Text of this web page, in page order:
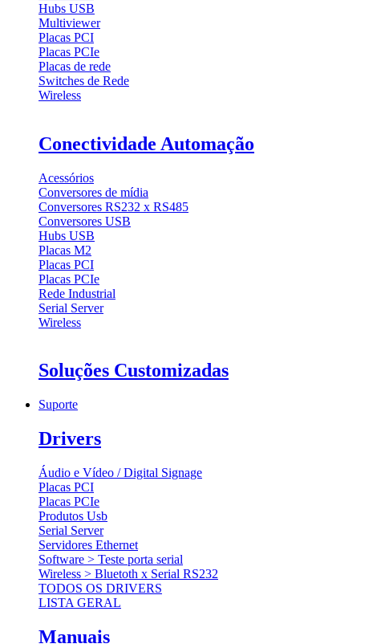
Hubs USB
Multiviewer
Placas PCI
Placas PCIe
Placas de rede
Switches de Rede
Wireless
Conectividade Automação
Acessórios
Conversores de mídia
Conversores RS232 x RS485
Conversores USB
Hubs USB
Placas M2
Placas PCI
Placas PCIe
Rede Industrial
Serial Server
Wireless
Soluções Customizadas
Suporte
Drivers
Áudio e Vídeo / Digital Signage
Placas PCI
Placas PCIe
Produtos Usb
Serial Server
Servidores Ethernet
Software > Teste porta serial
Wireless > Bluetoth x Serial RS232
TODOS OS DRIVERS
LISTA GERAL
Manuais